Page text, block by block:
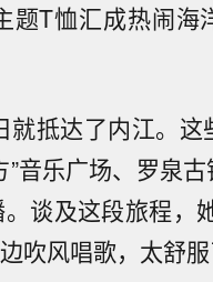
T恤汇成热闹海
抵达了内江。这
音乐广场、罗泉
谈及这段旅程，
吹风唱歌，太舒服